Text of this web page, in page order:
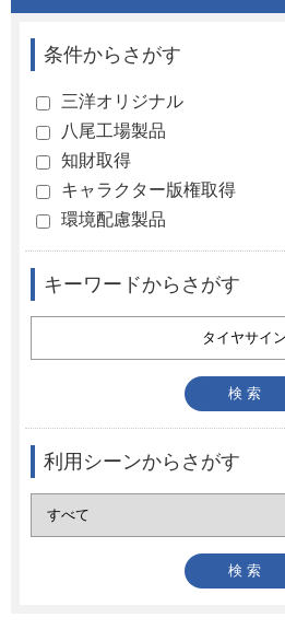
条件からさがす
三洋オリジナル
八尾工場製品
知財取得
キャラクター版権取得
環境配慮製品
キーワードからさがす
利用シーンからさがす